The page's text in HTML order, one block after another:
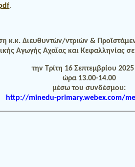
.
κ.κ. Διευθυντών/ντριών &
Αγωγής Αχαΐας και Κεφαλληνίας
την Τρίτη 16 Σεπτεμβρίου 2025
ώρα 13.00-14.00
μέσω του συνδέσμου:
http://minedu-primary.webex.com/